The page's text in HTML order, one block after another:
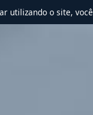
utilizando o site,